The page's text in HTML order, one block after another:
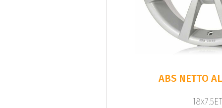
ABS NETTO